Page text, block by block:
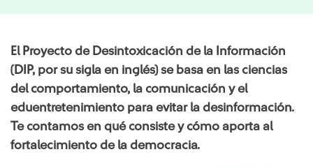
El Proyecto de Desintoxicación de la Información
(DIP, por su sigla en inglés) se basa en las ciencias
del comportamiento, la comunicación y el
eduentretenimiento para evitar la desinformación.
Te contamos en qué consiste y cómo aporta al
fortalecimiento de la democracia.